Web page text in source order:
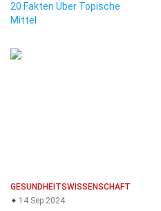
20 Fakten Über Topische
Mittel
GESUNDHEITSWISSENSCHAFT
14 Sep 2024